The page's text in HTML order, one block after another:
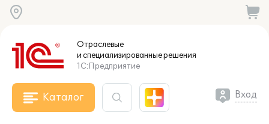
Отраслевые
и специализированныерешения
1С:Предприятие
Каталог Вход